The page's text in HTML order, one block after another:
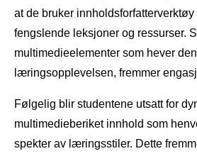
at de bruker innholdsforfatterverktøy
fengslende leksjoner og ressurser.
multimedieelementer som hever
læringsopplevelsen, fremmer
Følgelig blir studentene utsatt for
multimedieberiket innhold som
spekter av læringsstiler. Dette